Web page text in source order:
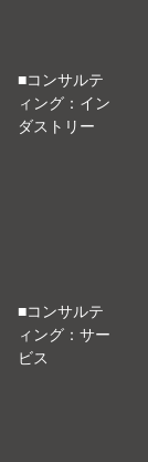
■コンサルテ
ィング：イン
ダストリー
■コンサルテ
ィング：サー
ビス